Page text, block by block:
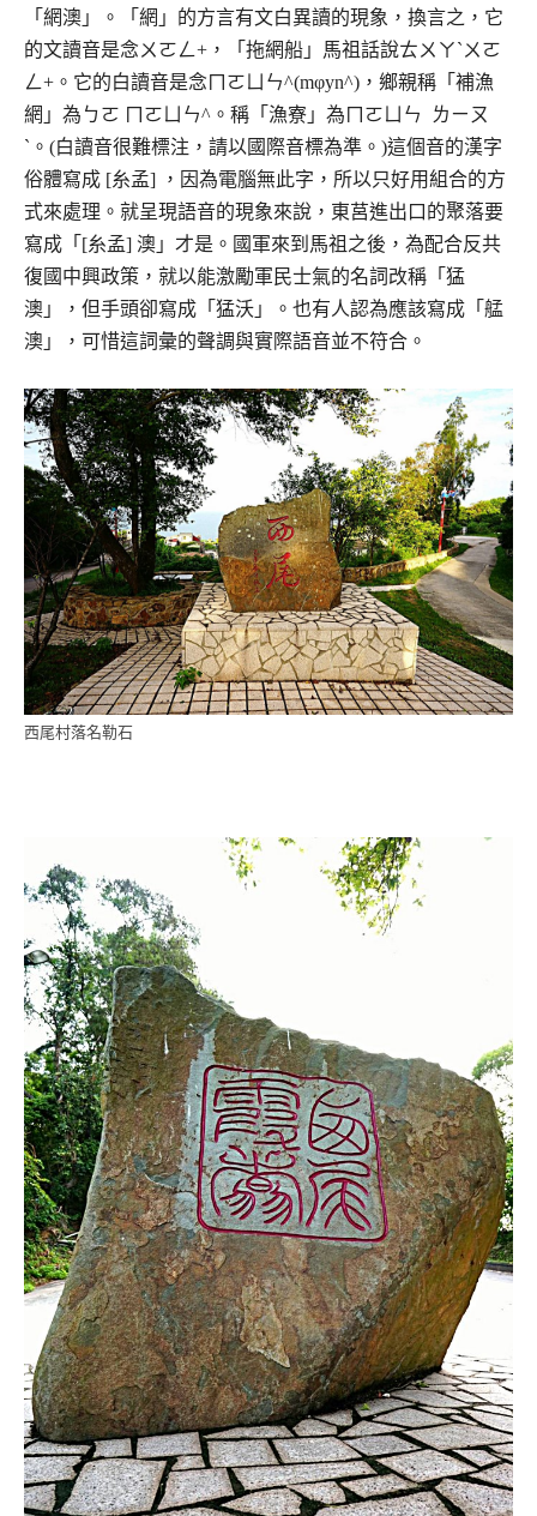
「網澳」。「網」的方言有文白異讀的現象，換言之，它
的文讀音是念ㄨㄛㄥ+，「拖網船」馬祖話說ㄊㄨㄚˋㄨㄛ
ㄥ+。它的白讀音是念ㄇㄛㄩㄣ^(mφyn^)，鄉親稱「補漁
網」為ㄅㄛ ㄇㄛㄩㄣ^。稱「漁寮」為ㄇㄛㄩㄣ ㄌㄧㄡ
ˋ。(白讀音很難標注，請以國際音標為準。)這個音的漢字
俗體寫成 [糸孟] ，因為電腦無此字，所以只好用組合的方
式來處理。就呈現語音的現象來說，東莒進出口的聚落要
寫成「[糸孟] 澳」才是。國軍來到馬祖之後，為配合反共
復國中興政策，就以能激勵軍民士氣的名詞改稱「猛
澳」，但手頭卻寫成「猛沃」。也有人認為應該寫成「艋
澳」，可惜這詞彙的聲調與實際語音並不符合。
西尾村落名勒石